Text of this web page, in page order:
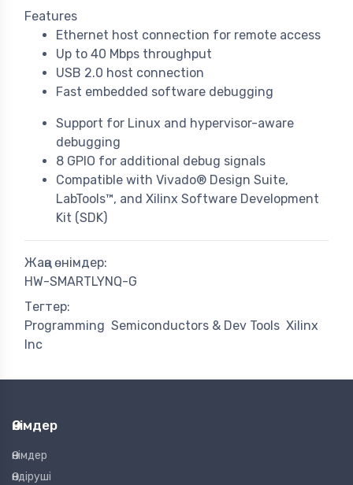
Features
Ethernet host connection for remote access
Up to 40 Mbps throughput
USB 2.0 host connection
Fast embedded software debugging
Support for Linux and hypervisor-aware
debugging
8 GPIO for additional debug signals
Compatible with Vivado® Design Suite,
LabTools™, and Xilinx Software Development
Kit (SDK)
Жаңа өнімдер:
HW-SMARTLYNQ-G
Тегтер:
Programming Semiconductors & Dev Tools Xilinx
Inc
Өнімдер
Өнімдер
Өндіруші